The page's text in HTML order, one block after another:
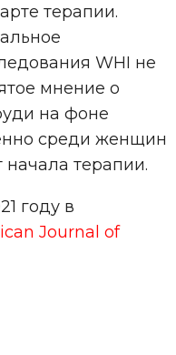
терапии.
WHI не
мнение о
на фоне
среди женщин
терапии.
году в
Journal of